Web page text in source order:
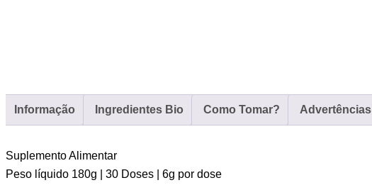
Informação Ingredientes Bio Como Tomar? Advertências
Suplemento Alimentar
Peso líquido 180g | 30 Doses | 6g por dose